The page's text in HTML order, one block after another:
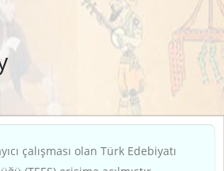
çalışması olan Türk Edebiyatı